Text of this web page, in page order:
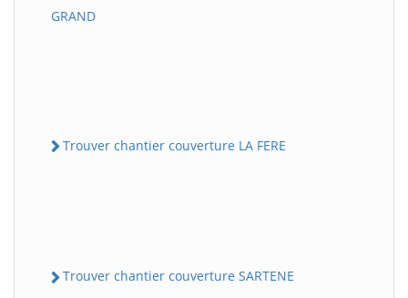
GRAND
Trouver chantier couverture LA FERE
Trouver chantier couverture SARTENE